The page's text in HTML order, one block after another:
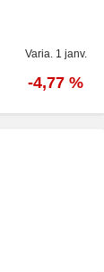
Varia. 1 janv.
-4,77 %